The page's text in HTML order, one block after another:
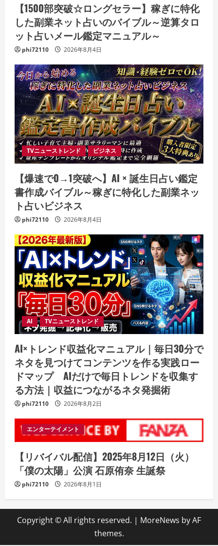
【1500部突破☆ロングセラー】稼ぎに特化
した副業ネット占いのバイブル～逆算タロ
ット占いメール鑑定マニュアル～
phi72110 2026年8月4日
TVニューストレンド ビジネス
【爆速で0→1突破へ】AI × 誕生日占い鑑定
書作成バイブル～稼ぎに特化した副業ネッ
ト占いビジネス
phi72110 2026年8月4日
AI TVニューストレンド
AI×トレンド収益化マニュアル｜毎日30分で
ネタを見つけてコンテンツを作る実践ロー
ドマップ AIだけで毎日トレンドを収集す
る方法｜収益につながるネタ発掘術
phi72110 2026年8月2日
エンターテイメント
【リバイバル配信】2025年8月12日（火）
「僕の太陽」公演 石原侑奈 生誕祭
phi72110 2026年8月1日
Copyright © All rights reserved. | MoreNews by AF
themes.